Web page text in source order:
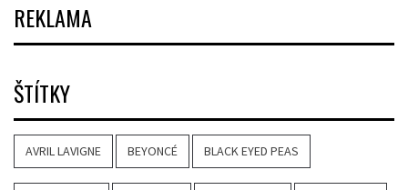
REKLAMA
ŠTÍTKY
AVRIL LAVIGNE BEYONCÉ BLACK EYED PEAS